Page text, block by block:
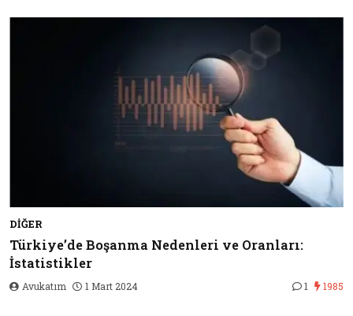
DIĞER
Türkiye’de Boşanma Nedenleri ve Oranları:
İstatistikler
Avukatım 1 Mart 2024 1 1985